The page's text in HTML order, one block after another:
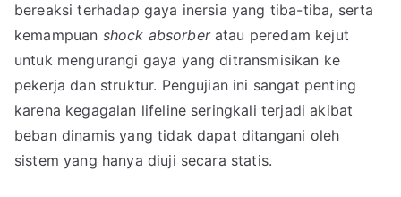
bereaksi terhadap gaya inersia yang tiba-tiba, serta
kemampuan shock absorberatau peredam kejut
untuk mengurangi gaya yang ditransmisikan ke
pekerja dan struktur. Pengujian ini sangat penting
karena kegagalan lifeline seringkali terjadi akibat
beban dinamis yang tidak dapat ditangani oleh
sistem yang hanya diuji secara statis.